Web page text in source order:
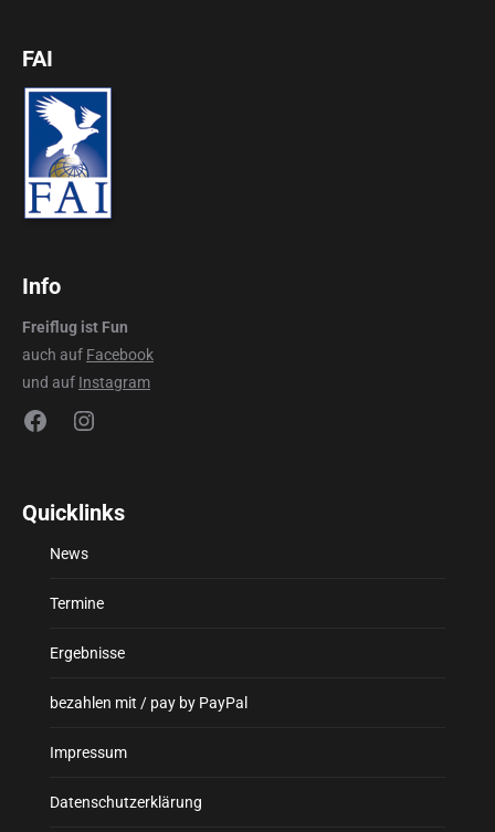
FAI
Info
Freiflug ist Fun
auch auf Facebook
und auf Instagram
FacebookInstagram
Quicklinks
News
Termine
Ergebnisse
bezahlen mit / pay by PayPal
Impressum
Datenschutzerklärung